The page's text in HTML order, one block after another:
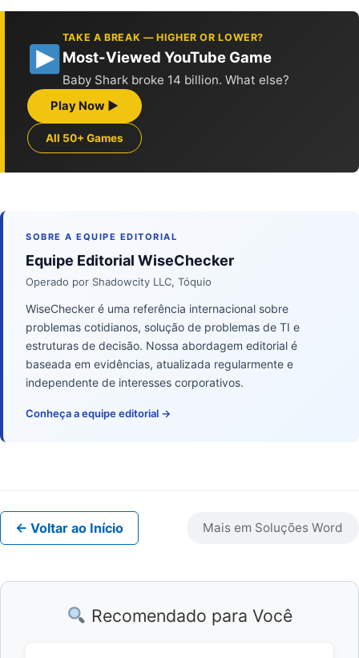
TAKE A BREAK — HIGHER OR LOWER?
Most-Viewed YouTube Game
Baby Shark broke 14 billion. What else?
Play Now ▶
All 50+ Games
SOBRE A EQUIPE EDITORIAL
Equipe Editorial WiseChecker
Operado por Shadowcity LLC, Tóquio
WiseChecker é uma referência internacional sobre
problemas cotidianos, solução de problemas de TI e
estruturas de decisão. Nossa abordagem editorial é
baseada em evidências, atualizada regularmente e
independente de interesses corporativos.
Conheça a equipe editorial →
← Voltar ao Início Mais em Soluções Word
Recomendado para Você